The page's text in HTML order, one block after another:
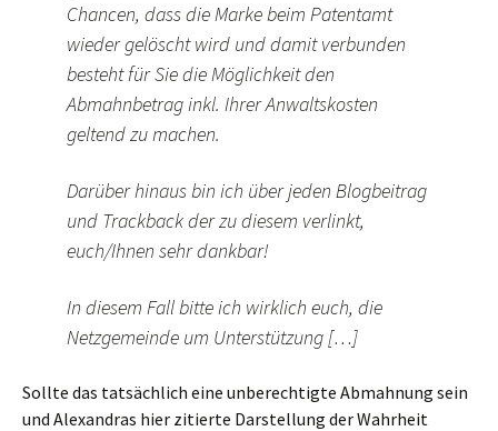
Chancen, dass die Marke beim Patentamt
wieder gelöscht wird und damit verbunden
besteht für Sie die Möglichkeit den
Abmahnbetrag inkl. Ihrer Anwaltskosten
geltend zu machen.
Darüber hinaus bin ich über jeden Blogbeitrag
und Trackback der zu diesem verlinkt,
euch/Ihnen sehr dankbar!
In diesem Fall bitte ich wirklich euch, die
Netzgemeinde um Unterstützung […]
Sollte das tatsächlich eine unberechtigte Abmahnung sein
und Alexandras hier zitierte Darstellung der Wahrheit